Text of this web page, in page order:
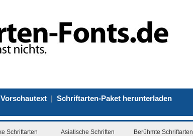
| Schriftarten-Paket herunterladen
Schriftarten Asiatische Schriften Berühmte Schriftarten